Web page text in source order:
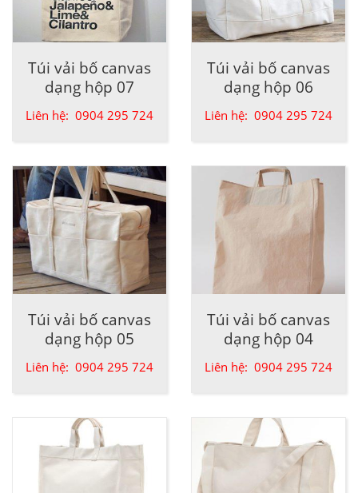
Túi vải bố canvas
dạng hộp 07
Liên hệ: 0904 295 724
Túi vải bố canvas
dạng hộp 06
Liên hệ: 0904 295 724
Túi vải bố canvas
dạng hộp 05
Liên hệ: 0904 295 724
Túi vải bố canvas
dạng hộp 04
Liên hệ: 0904 295 724